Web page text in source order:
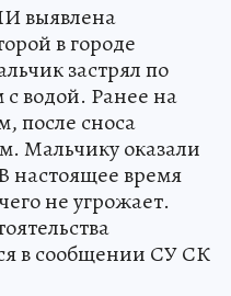
выявлена
в городе
застрял по
водой. Ранее на
после сноса
Мальчику оказали
настоящее время
не угрожает.
в сообщении СУ СК